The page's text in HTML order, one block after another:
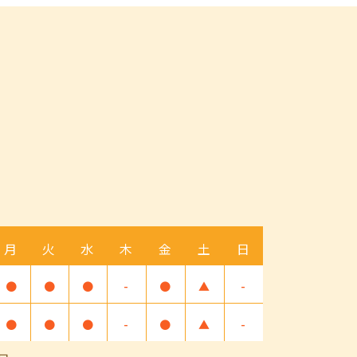
月 火 水 木 金 土 日
● ● ● - ● ▲ -
● ● ● - ● ▲ -